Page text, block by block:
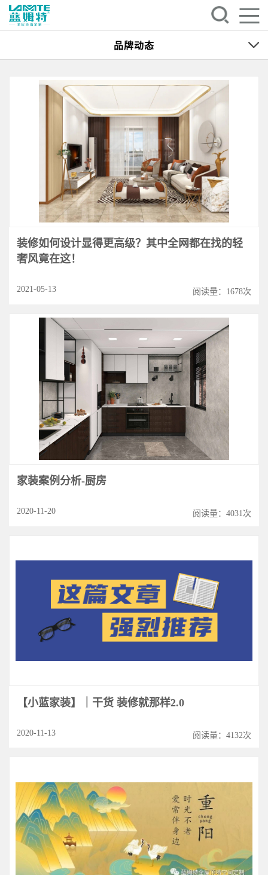
品牌动态
装修如何设计显得更高级？其中全网都在找的轻
奢风竟在这！
2021-05-13 阅读量：1678次
家装案例分析-厨房
2020-11-20 阅读量：4031次
【小蓝家装】｜干货 装修就那样2.0
2020-11-13 阅读量：4132次